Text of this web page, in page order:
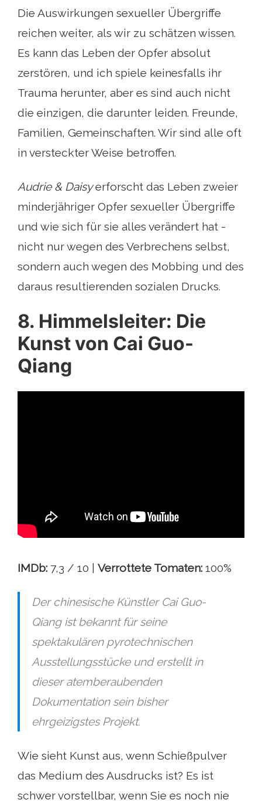
Die Auswirkungen sexueller Übergriffe
reichen weiter, als wir zu schätzen wissen.
Es kann das Leben der Opfer absolut
zerstören, und ich spiele keinesfalls ihr
Trauma herunter, aber es sind auch nicht
die einzigen, die darunter leiden. Freunde,
Familien, Gemeinschaften. Wir sind alle oft
in versteckter Weise betroffen.
Audrie & Daisyerforscht das Leben zweier
minderjähriger Opfer sexueller Übergriffe
und wie sich für sie alles verändert hat -
nicht nur wegen des Verbrechens selbst,
sondern auch wegen des Mobbing und des
daraus resultierenden sozialen Drucks.
8. Himmelsleiter: Die
Kunst von Cai Guo-
Qiang
IMDb: 7,3 / 10 | Verrottete Tomaten: 100%
Der chinesische Künstler Cai Guo-
Qiang ist bekannt für seine
spektakulären pyrotechnischen
Ausstellungsstücke und erstellt in
dieser atemberaubenden
Dokumentation sein bisher
ehrgeizigstes Projekt.
Wie sieht Kunst aus, wenn Schießpulver
das Medium des Ausdrucks ist? Es ist
schwer vorstellbar, wenn Sie es noch nie